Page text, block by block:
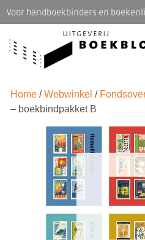
Voor handboekbinders en
Home/Webwinkel /
– boekbindpakket B